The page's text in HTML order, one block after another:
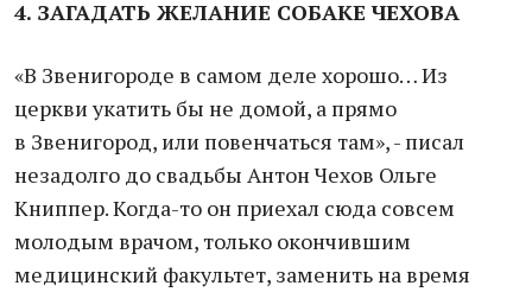
4. ЗАГАДАТЬ ЖЕЛАНИЕ СОБАКЕ ЧЕХОВА
«В Звенигороде в самом деле хорошо… Из
церкви укатить бы не домой, а прямо
в Звенигород, или повенчаться там», - писал
незадолго до свадьбы Антон Чехов Ольге
Книппер. Когда-то он приехал сюда совсем
молодым врачом, только окончившим
медицинский факультет, заменить на время